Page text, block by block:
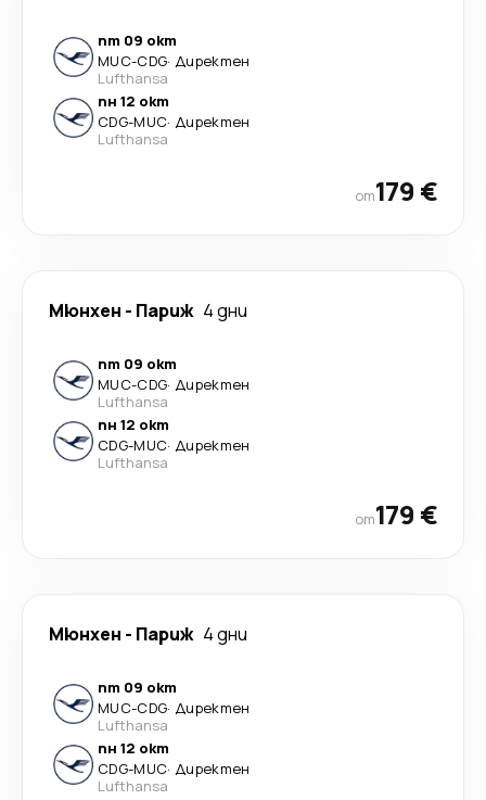
пт 09 окт
MUC-CDG· Директен
Lufthansa
пн 12 окт
CDG-MUC· Директен
Lufthansa
от179 €
Мюнхен - Париж 4 дни
пт 09 окт
MUC-CDG· Директен
Lufthansa
пн 12 окт
CDG-MUC· Директен
Lufthansa
от179 €
Мюнхен - Париж 4 дни
пт 09 окт
MUC-CDG· Директен
Lufthansa
пн 12 окт
CDG-MUC· Директен
Lufthansa